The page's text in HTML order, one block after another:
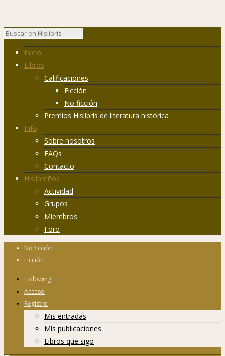
Inicio
Libros
Calificaciones
Ficción
No ficción
Premios Hislibris de literatura histórica
Info
Sobre nosotros
FAQs
Contacto
Hislibreños
Actividad
Grupos
Miembros
Foro
No ficción
Ficción
Following
Acceso
Registro
Mis entradas
Mis publicaciones
Libros que sigo